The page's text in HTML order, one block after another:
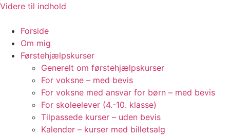
Videre til indhold
Forside
Om mig
Førstehjælpskurser
Generelt om førstehjælpskurser
For voksne – med bevis
For voksne med ansvar for børn – med bevis
For skoleelever (4.-10. klasse)
Tilpassede kurser – uden bevis
Kalender – kurser med billetsalg